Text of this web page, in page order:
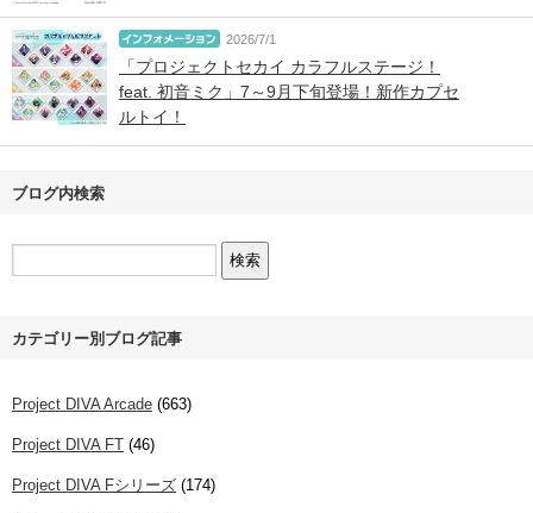
2026/7/1
「プロジェクトセカイ カラフルステージ！
feat. 初音ミク」7～9月下旬登場！新作カプセ
ルトイ！
ブログ内検索
カテゴリー別ブログ記事
Project DIVA Arcade (663)
Project DIVA FT (46)
Project DIVA Fシリーズ (174)